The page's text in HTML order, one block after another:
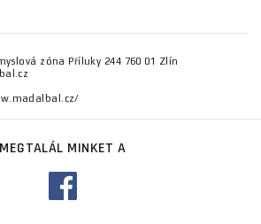
zóna Příluky 244 760 01 Zlín
MEGTALÁL MINKET A